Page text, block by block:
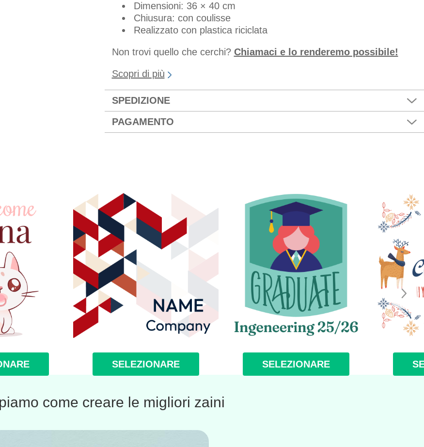
Dimensioni: 36 × 40 cm
Chiusura: con coulisse
Realizzato con plastica riciclata
Non trovi quello che cerchi? Chiamaci e lo renderemo possibile!
Scopri di più
SPEDIZIONE
PAGAMENTO
SELEZIONARE SELEZIONARE
come creare le migliori zaini